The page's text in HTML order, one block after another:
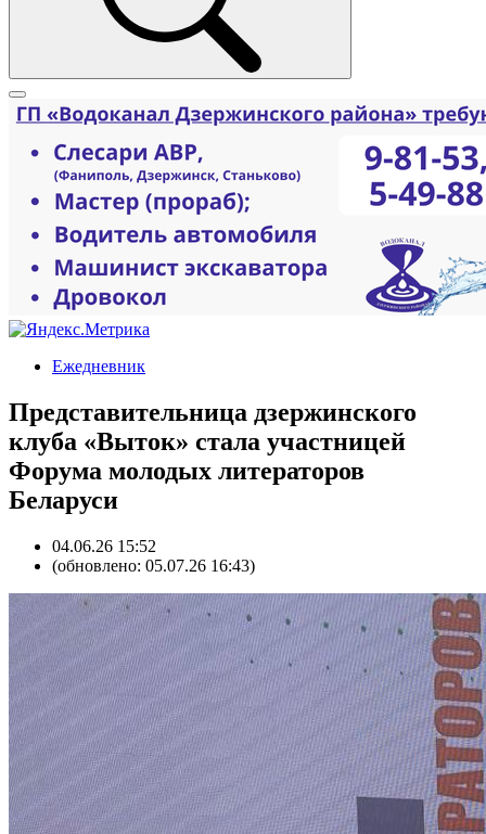
Ежедневник
Представительница дзержинского
клуба «Выток» стала участницей
Форума молодых литераторов
Беларуси
04.06.26 15:52
(обновлено: 05.07.26 16:43)